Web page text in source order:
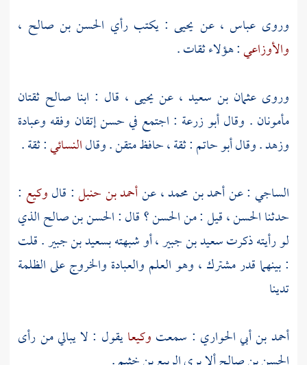
وروى عباس ، عن يحيى : يكتب رأي الحسن بن صالح ،
والأوزاعي: هؤلاء ثقات .
وروىعثمان بن سعيد ، عن يحيى ، قال : ابنا صالح ثقتان
مأمونان . وقالأبو زرعة : اجتمع فيحسنإتقان وفقه وعبادة
وزهد . وقالأبو حاتم: ثقة ، حافظ متقن . وقالالنسائي: ثقة .
الساجي : عنأحمد بن محمد، عنأحمد بن حنبل: قالوكيع :
حدثناالحسن، قيل : منالحسن؟ قال :الحسن بن صالحالذي
لو رأيته ذكرتسعيد بن جبير، أو شبهتهبسعيد بن جبير. قلت
: بينهما قدر مشترك ، وهو العلم والعبادة والخروج على الظلمة
تدينا
أحمد بن أبي الحواري : سمعت وكيعايقول : لا يبالي من رأى